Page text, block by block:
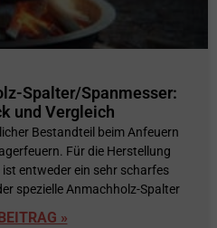
Spalter/Spanmesser:
und Vergleich
Bestandteil beim Anfeuern
Für die Herstellung
entweder ein sehr scharfes
spezielle Anmachholz-Spalter
»